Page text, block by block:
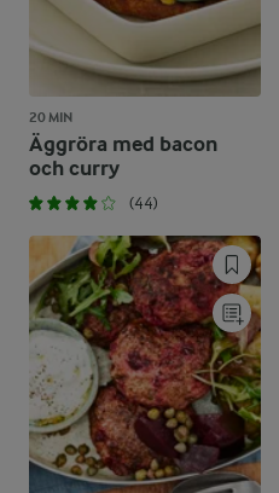
20 MIN
Äggröra med bacon
och curry
(44)